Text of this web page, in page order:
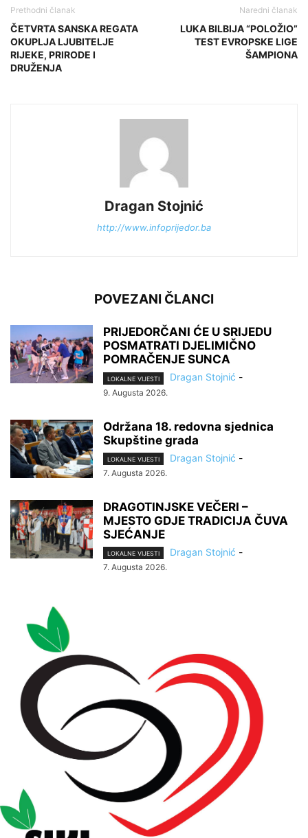
Prethodni članak
ČETVRTA SANSKA REGATA
OKUPLJA LJUBITELJE
RIJEKE, PRIRODE I
DRUŽENJA
Naredni članak
LUKA BILBIJA “POLOŽIO”
TEST EVROPSKE LIGE
ŠAMPIONA
Dragan Stojnić
http://www.infoprijedor.ba
POVEZANI ČLANCI
PRIJEDORČANI ĆE U SRIJEDU
POSMATRATI DJELIMIČNO
POMRAČENJE SUNCA
LOKALNE VIJESTI Dragan Stojnić -
9. Augusta 2026.
Održana 18. redovna sjednica
Skupštine grada
LOKALNE VIJESTI Dragan Stojnić -
7. Augusta 2026.
DRAGOTINJSKE VEČERI –
MJESTO GDJE TRADICIJA ČUVA
SJEĆANJE
LOKALNE VIJESTI Dragan Stojnić -
7. Augusta 2026.